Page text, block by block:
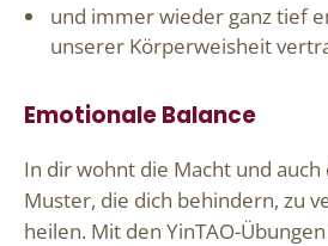
und immer wieder ganz tief
unserer Körperweisheit
Emotionale Balance
In dir wohnt die Macht und auch
Muster, die dich behindern, zu
heilen. Mit den YinTAO-